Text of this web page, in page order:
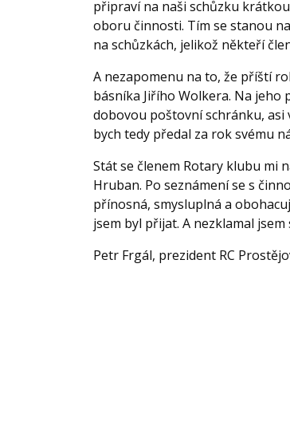
připraví na naši schůzku
oboru činnosti. Tím se stanou
na schůzkách, jelikož někteří
A nezapomenu na to, že příští
básníka Jiřího Wolkera. Na
dobovou poštovní schránku, asi
bych tedy předal za rok svému
Stát se členem Rotary klubu mi
Hruban. Po seznámení se s
přínosná, smysluplná a
jsem byl přijat. A nezklamal
Petr Frgál, prezident RC